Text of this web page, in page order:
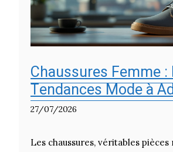
Chaussures Femme :
Tendances Mode à
27/07/2026
Les chaussures, véritables pièces